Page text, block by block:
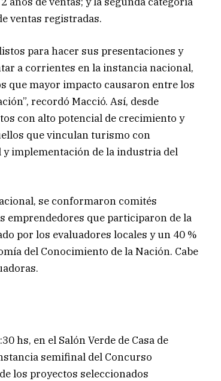
ventas registradas.
para hacer sus presentaciones y
a corrientes en la instancia nacional,
que mayor impacto causaron entre los
recordó Macció. Así, desde
con alto potencial de crecimiento y
que vinculan turismo con
implementación de la industria del
se conformaron comités
emprendedores que participaron de la
por los evaluadores locales y un 40 %
del Conocimiento de la Nación. Cabe
hs, en el Salón Verde de Casa de
semifinal del Concurso
los proyectos seleccionados